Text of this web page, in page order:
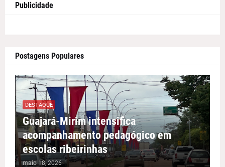
Publicidade
Postagens Populares
DESTAQUE
Guajará-Mirim intensifica
acompanhamento pedagógico em
escolas ribeirinhas
maio 18, 2026